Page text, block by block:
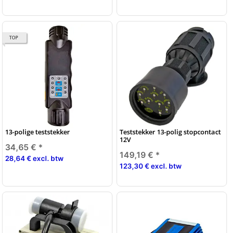
TOP
13-polige teststekker
34,65 € *
28,64 € excl. btw
Teststekker 13-polig stopcontact
12V
149,19 € *
123,30 € excl. btw